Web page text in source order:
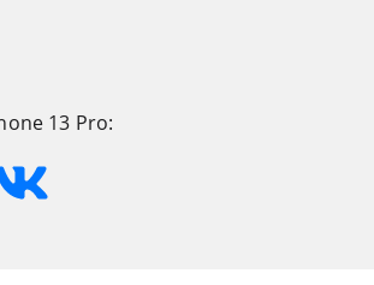
13 Pro: